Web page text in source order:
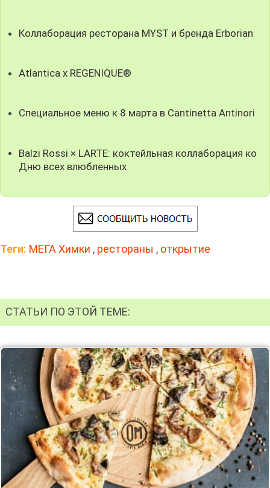
Коллаборация ресторана MYST и бренда Erborian
Atlantica x REGENIQUE®
Специальное меню к 8 марта в Cantinetta Antinori
Balzi Rossi × LARTE: коктейльная коллаборация ко
Дню всех влюбленных
Теги: МЕГА Химки , рестораны , открытие
СТАТЬИ ПО ЭТОЙ ТЕМЕ: